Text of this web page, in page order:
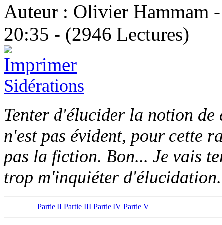
Auteur : Olivier Hammam
20:35 - (2946 Lectures)
Sidérations
Tenter d'élucider la notion
n'est pas évident, pour cette
pas la fiction. Bon... Je vais
trop m'inquiéter
Partie II Partie III Partie IV Partie V